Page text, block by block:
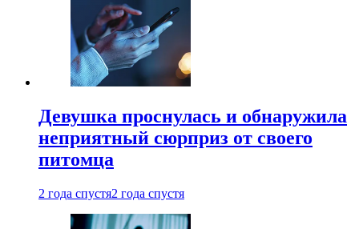
Девушка проснулась и обнаружила
неприятный сюрприз от своего
питомца
2 года спустя2 года спустя